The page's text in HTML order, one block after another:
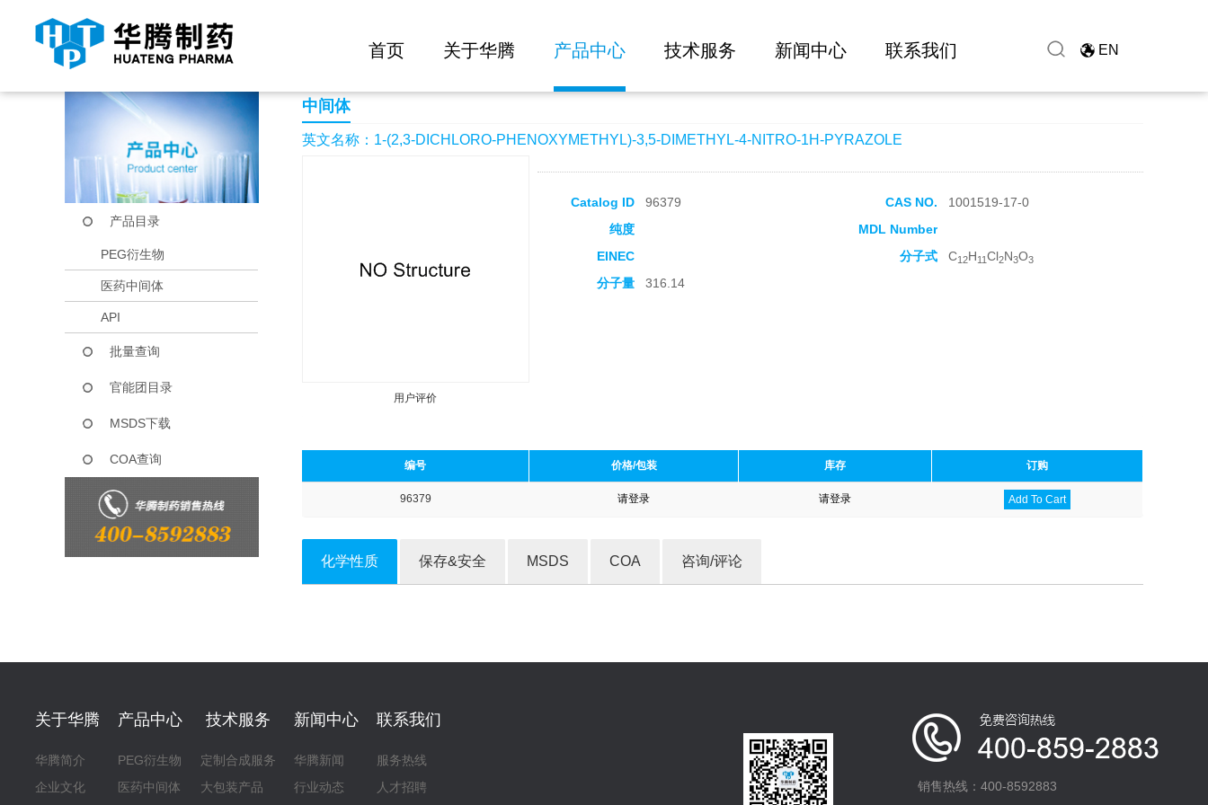
首页 关于华腾 产品中心 技术服务 新闻中心 联系我们 EN
当前位置： 首页 产品中心 1-(2,3-DICHLORO-PHENOXYMETHYL)-3,5-DIMETHYL-4-NITRO-1H-PYRAZOLE
产品目录
PEG衍生物
医药中间体
API
批量查询
官能团目录
MSDS下载
COA查询
中间体
英文名称：1-(2,3-DICHLORO-PHENOXYMETHYL)-3,5-DIMETHYL-4-NITRO-1H-PYRAZOLE
用户评价
Catalog ID 96379 CAS NO.
1001519-17-0
纯度
MDL Number
EINEC
分子式 C12H11Cl2N3O3
分子量 316.14
编号 价格/包装 库存 订购
96379 请登录 请登录 Add To Cart
化学性质 保存&安全 MSDS COA 咨询/评论
关于华腾
华腾简介
企业文化
产品中心
PEG衍生物
医药中间体
技术服务
定制合成服务
大包装产品
新闻中心
华腾新闻
行业动态
联系我们
服务热线
人才招聘
销售热线：400-8592883